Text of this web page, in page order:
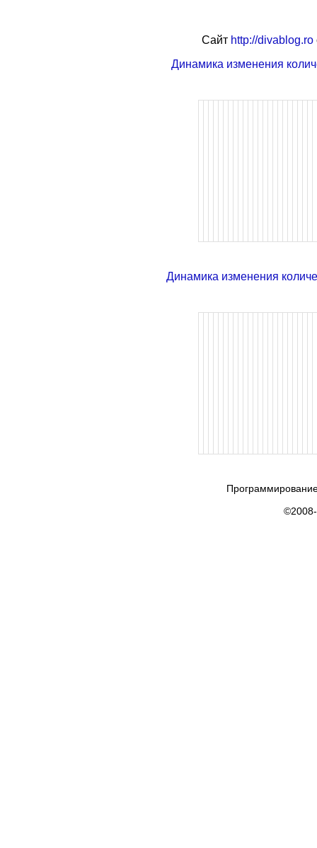
Сайт http://divablog.ro
Динамика изменения
Динамика изменения